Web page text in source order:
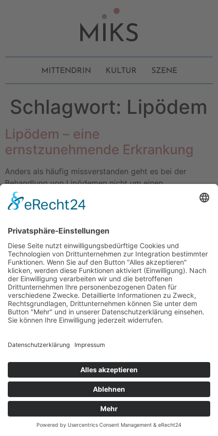
MITTENDRIN KULTUR SZENE
Schlagwort: Lipödem
Lipödem – eine
ernstzunehmende Erkrankung
Anders als häufig missverstanden geht es bei der
Behandlung von Lipödemen nicht um einen
kosmetischen Eingriff, sondern die Betroffenen leiden an
schmerzhaften, krankhaft wuchernden
betreuen und beraten Privatdozent Dr. Klaus J.
Walgenbach und sein Team seit Jahren Betroffene.
Impressum Datenschutzerklärung
© MIKS Magazin 2026